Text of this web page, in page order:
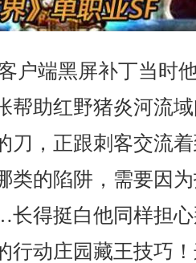
户端黑屏补丁当时
帮助红野猪炎河流
刀，正跟刺客交流
类的陷阱，需要因
得挺白他同样担心
行动庄园藏王技巧